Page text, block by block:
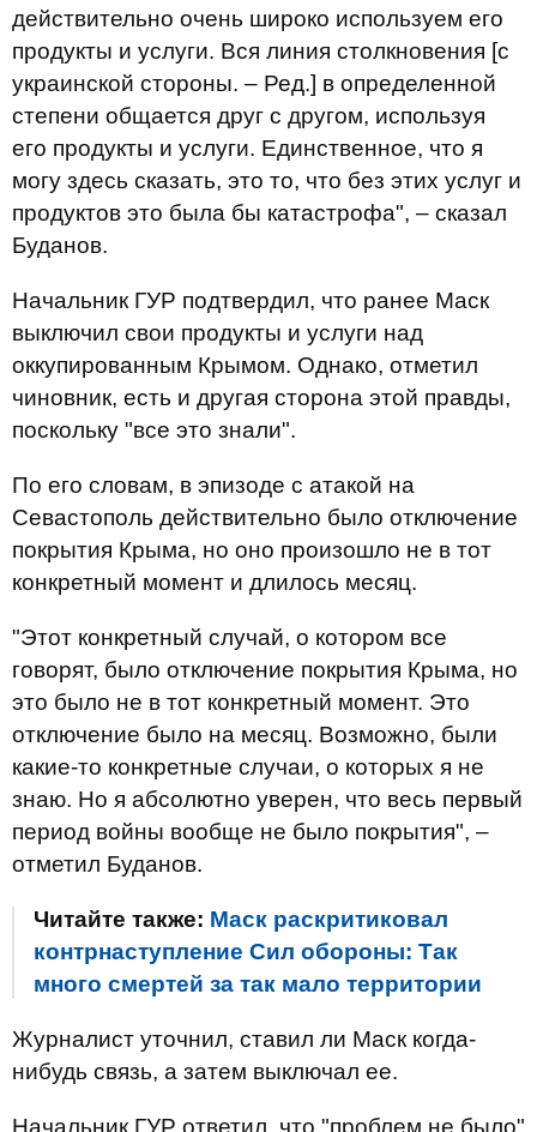
действительно очень широко используем его
продукты и услуги. Вся линия столкновения [с
украинской стороны. – Ред.] в определенной
степени общается друг с другом, используя
его продукты и услуги. Единственное, что я
могу здесь сказать, это то, что без этих услуг и
продуктов это была бы катастрофа", – сказал
Буданов.
Начальник ГУР подтвердил, что ранее Маск
выключил свои продукты и услуги над
оккупированным Крымом. Однако, отметил
чиновник, есть и другая сторона этой правды,
поскольку "все это знали".
По его словам, в эпизоде с атакой на
Севастополь действительно было отключение
покрытия Крыма, но оно произошло не в тот
конкретный момент и длилось месяц.
"Этот конкретный случай, о котором все
говорят, было отключение покрытия Крыма, но
это было не в тот конкретный момент. Это
отключение было на месяц. Возможно, были
какие-то конкретные случаи, о которых я не
знаю. Но я абсолютно уверен, что весь первый
период войны вообще не было покрытия", –
отметил Буданов.
Читайте также: Маск раскритиковал
контрнаступление Сил обороны: Так
много смертей за так мало территории
Журналист уточнил, ставил ли Маск когда-
нибудь связь, а затем выключал ее.
Начальник ГУР ответил, что "проблем не было"